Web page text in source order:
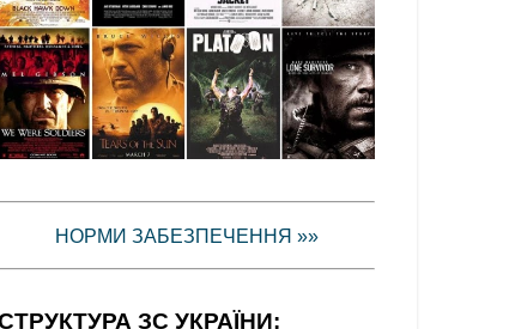
НОРМИ ЗАБЕЗПЕЧЕННЯ »»
ЗС УКРАЇНИ: